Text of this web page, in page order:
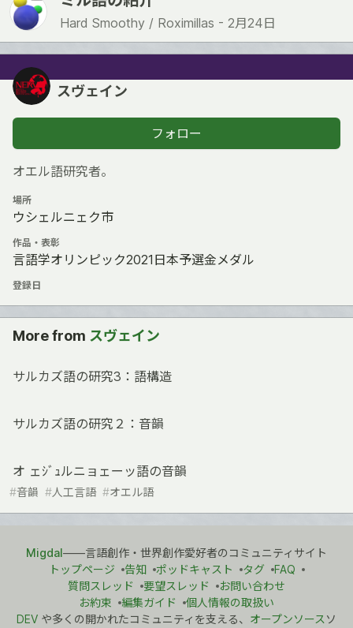
Hard Smoothy / Roximillas - 2月24日
スヴェイン
フォロー
オエル語研究者。
場所
ウシェルニェク市
作品・表彰
言語学オリンピック2021日本予選金メダル
登録日
More from スヴェイン
サルカズ語の研究3：語構造
サルカズ語の研究２：音韻
オ ェｼﾞｭルニョェーッ語の音韻
#音韻 #人工言語 #オエル語
Migdal――言語創作・世界創作愛好者のコミュニティサイト
トップページ
告知 ポッドキャスト タグ
FAQ
質問スレッド
要望スレッド
お問い合わせ
お約束
編集ガイド
個人情報の取扱い
DEV や多くの開かれたコミュニティを支える、 オープンソース ソ